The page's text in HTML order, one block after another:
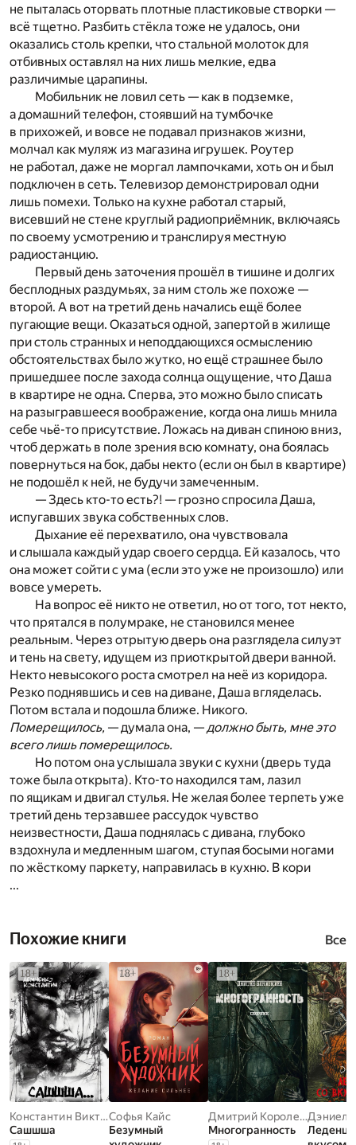
не пыталась оторвать плотные пластиковые створки —
всё тщетно. Разбить стёкла тоже не удалось, они
оказались столь крепки, что стальной молоток для
отбивных оставлял на них лишь мелкие, едва
различимые царапины.
Мобильник не ловил сеть — как в подземке,
а домашний телефон, стоявший на тумбочке
в прихожей, и вовсе не подавал признаков жизни,
молчал как муляж из магазина игрушек. Роутер
не работал, даже не моргал лампочками, хоть он и был
подключен в сеть. Телевизор демонстрировал одни
лишь помехи. Только на кухне работал старый,
висевший не стене круглый радиоприёмник, включаясь
по своему усмотрению и транслируя местную
радиостанцию.
Первый день заточения прошёл в тишине и долгих
бесплодных раздумьях, за ним столь же похоже —
второй. А вот на третий день начались ещё более
пугающие вещи. Оказаться одной, запертой в жилище
при столь странных и неподдающихся осмыслению
обстоятельствах было жутко, но ещё страшнее было
пришедшее после захода солнца ощущение, что Даша
в квартире не одна. Сперва, это можно было списать
на разыгравшееся воображение, когда она лишь мнила
себе чьё-то присутствие. Ложась на диван спиною вниз,
чтоб держать в поле зрения всю комнату, она боялась
повернуться на бок, дабы некто (если он был в квартире)
не подошёл к ней, не будучи замеченным.
— Здесь кто-то есть?! — грозно спросила Даша,
испугавших звука собственных слов.
Дыхание её перехватило, она чувствовала
и слышала каждый удар своего сердца. Ей казалось, что
она может сойти с ума (если это уже не произошло) или
вовсе умереть.
На вопрос её никто не ответил, но от того, тот некто,
что прятался в полумраке, не становился менее
реальным. Через отрытую дверь она разглядела силуэт
и тень на свету, идущем из приоткрытой двери ванной.
Некто невысокого роста смотрел на неё из коридора.
Резко поднявшись и сев на диване, Даша вгляделась.
Потом встала и подошла ближе. Никого.
Померещилось, — думала она, —должно быть, мне это
всего лишь померещилось.
Но потом она услышала звуки с кухни (дверь туда
тоже была открыта). Кто-то находился там, лазил
по ящикам и двигал стулья. Не желая более терпеть уже
третий день терзавшее рассудок чувство
неизвестности, Даша поднялась с дивана, глубоко
вздохнула и медленным шагом, ступая босыми ногами
по жёсткому паркету, направилась в кухню. В кори
...
Похожие книги Все
Константин Викторович Демченко
Сашшша
Софья Кайс
Безумный
Дмитрий Королевский
Многогранность
Дэниел
Леденцы